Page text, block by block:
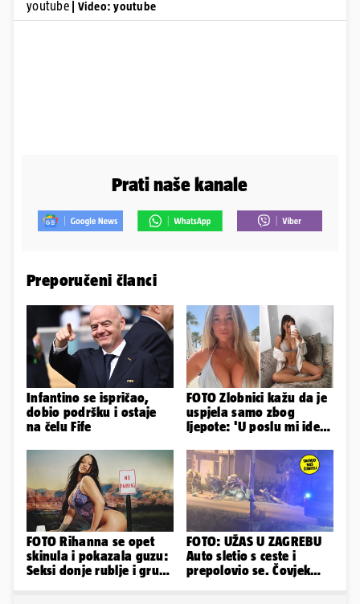
youtube | Video: youtube
Prati naše kanale
Preporučeni članci
Infantino se ispričao,
dobio podršku i ostaje
na čelu Fife
FOTO Zlobnici kažu da je
uspjela samo zbog
ljepote: 'U poslu mi ide
FOTO Rihanna se opet
skinula i pokazala guzu:
Seksi donje rublje i grudi
FOTO: UŽAS U ZAGREBU
Auto sletio s ceste i
prepolovio se. Čovjek